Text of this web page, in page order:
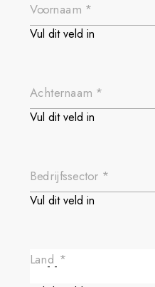
Voornaam *
Vul dit veld in
Achternaam *
Vul dit veld in
Bedrijfssector *
Vul dit veld in
Land *
- -